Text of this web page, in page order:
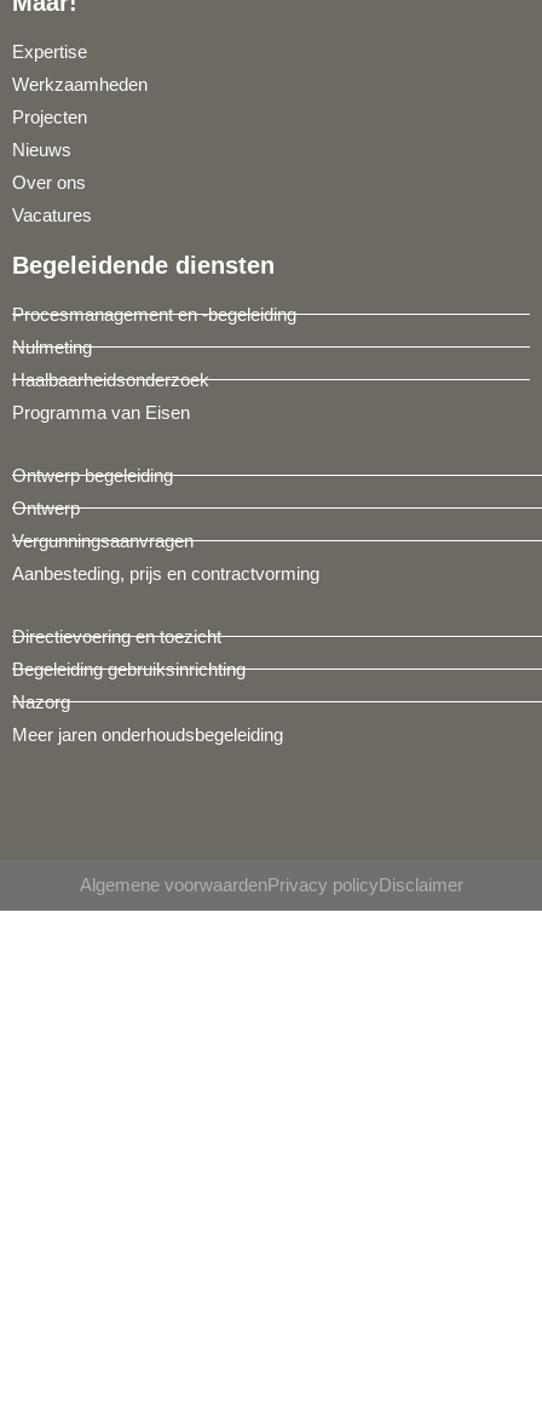
Expertise
Werkzaamheden
Projecten
Nieuws
Over ons
Vacatures
Begeleidende diensten
Procesmanagement en -begeleiding
Nulmeting
Haalbaarheidsonderzoek
Programma van Eisen
Ontwerp begeleiding
Ontwerp
Vergunningsaanvragen
Aanbesteding, prijs en contractvorming
Directievoering en toezicht
Begeleiding gebruiksinrichting
Nazorg
Meer jaren onderhoudsbegeleiding
Algemene voorwaardenPrivacy policyDisclaimer